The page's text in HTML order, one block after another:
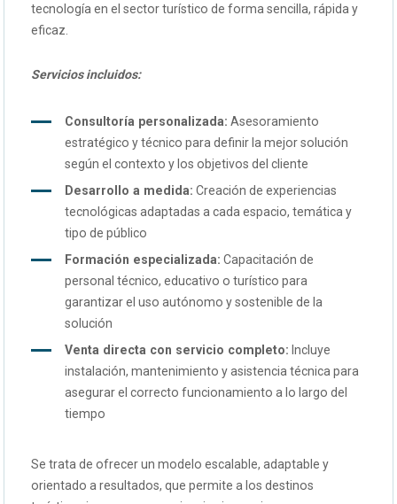
tecnología en el sector turístico de forma sencilla, rápida y
eficaz.
Servicios incluidos:
Consultoría personalizada: Asesoramiento
estratégico y técnico para definir la mejor solución
según el contexto y los objetivos del cliente
Desarrollo a medida: Creación de experiencias
tecnológicas adaptadas a cada espacio, temática y
tipo de público
Formación especializada: Capacitación de
personal técnico, educativo o turístico para
garantizar el uso autónomo y sostenible de la
solución
Venta directa con servicio completo: Incluye
instalación, mantenimiento y asistencia técnica para
asegurar el correcto funcionamiento a lo largo del
tiempo
Se trata de ofrecer un modelo escalable, adaptable y
orientado a resultados, que permite a los destinos